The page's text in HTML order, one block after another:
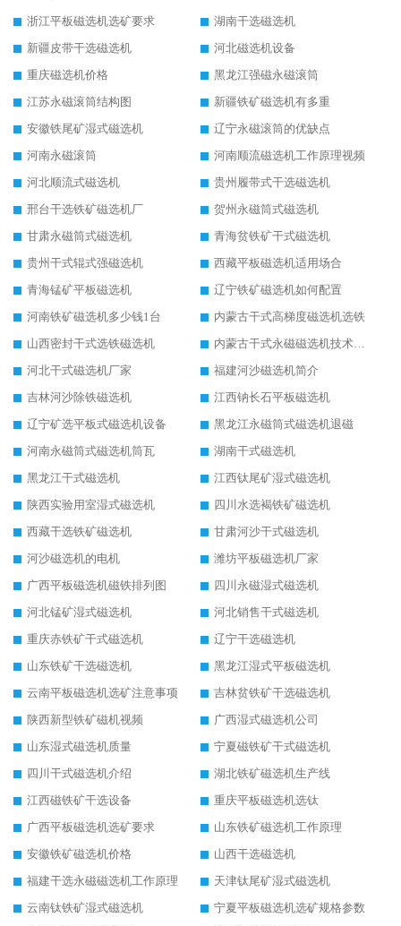
浙江平板磁选机选矿要求
湖南干选磁选机
新疆皮带干选磁选机
河北磁选机设备
重庆磁选机价格
黑龙江强磁永磁滚筒
江苏永磁滚筒结构图
新疆铁矿磁选机有多重
安徽铁尾矿湿式磁选机
辽宁永磁滚筒的优缺点
河南永磁滚筒
河南顺流磁选机工作原理视频
河北顺流式磁选机
贵州履带式干选磁选机
邢台干选铁矿磁选机厂
贺州永磁筒式磁选机
甘肃永磁筒式磁选机
青海贫铁矿干式磁选机
贵州干式辊式强磁选机
西藏平板磁选机适用场合
青海锰矿平板磁选机
辽宁铁矿磁选机如何配置
河南铁矿磁选机多少钱1台
内蒙古干式高梯度磁选机选铁
山西密封干式选铁磁选机
河北干式磁选机厂家
福建河沙磁选机简介
吉林河沙除铁磁选机
江西钠长石平板磁选机
辽宁矿选平板式磁选机设备
黑龙江永磁筒式磁选机退磁
河南永磁筒式磁选机筒瓦
湖南干式磁选机
黑龙江干式磁选机
江西钛尾矿湿式磁选机
陕西实验用室湿式磁选机
四川水选褐铁矿磁选机
西藏干选铁矿磁选机
甘肃河沙干式磁选机
河沙磁选机的电机
潍坊平板磁选机厂家
广西平板磁选机磁铁排列图
四川永磁湿式磁选机
河北锰矿湿式磁选机
河北销售干式磁选机
重庆赤铁矿干式磁选机
辽宁干选磁选机
山东铁矿干选磁选机
黑龙江湿式平板磁选机
云南平板磁选机选矿注意事项
吉林贫铁矿干选磁选机
陕西新型铁矿磁机视频
广西湿式磁选机公司
山东湿式磁选机质量
宁夏磁铁矿干式磁选机
四川干式磁选机介绍
湖北铁矿磁选机生产线
江西磁铁矿干选设备
重庆平板磁选机选钛
广西平板磁选机选矿要求
山东铁矿磁选机工作原理
安徽铁矿磁选机价格
山西干选磁选机
福建干选永磁磁选机工作原理
天津钛尾矿湿式磁选机
云南钛铁矿湿式磁选机
宁夏平板磁选机选矿规格参数